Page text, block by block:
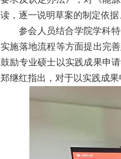
读，逐一说明草案的制定依
参会人员结合学院学科
实施落地流程等方面提出完
鼓励专业硕士以实践成果申
郑继红指出，对于以实践成